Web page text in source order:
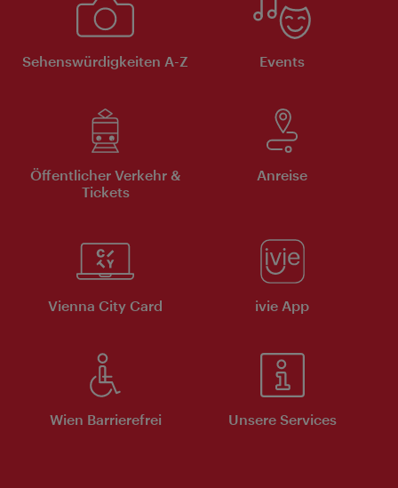
Sehenswürdigkeiten A-Z Events
Öffentlicher Verkehr &
Tickets
Anreise
Vienna City Card ivie App
Wien Barrierefrei Unsere Services